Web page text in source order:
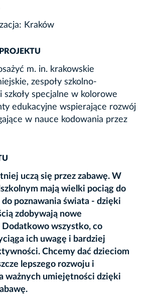
Kraków
m. in. krakowskie
zespoły szkolno-
szkoły specjalne w kolorowe
edukacyjne wspierające rozwój
w nauce kodowania przez
uczą się przez zabawę. W
mają wielki pociąg do
poznawania świata - dzięki
zdobywają nowe
wszystko, co
ich uwagę i bardziej
Chcemy dać dzieciom
lepszego rozwoju i
ważnych umiejętności dzięki